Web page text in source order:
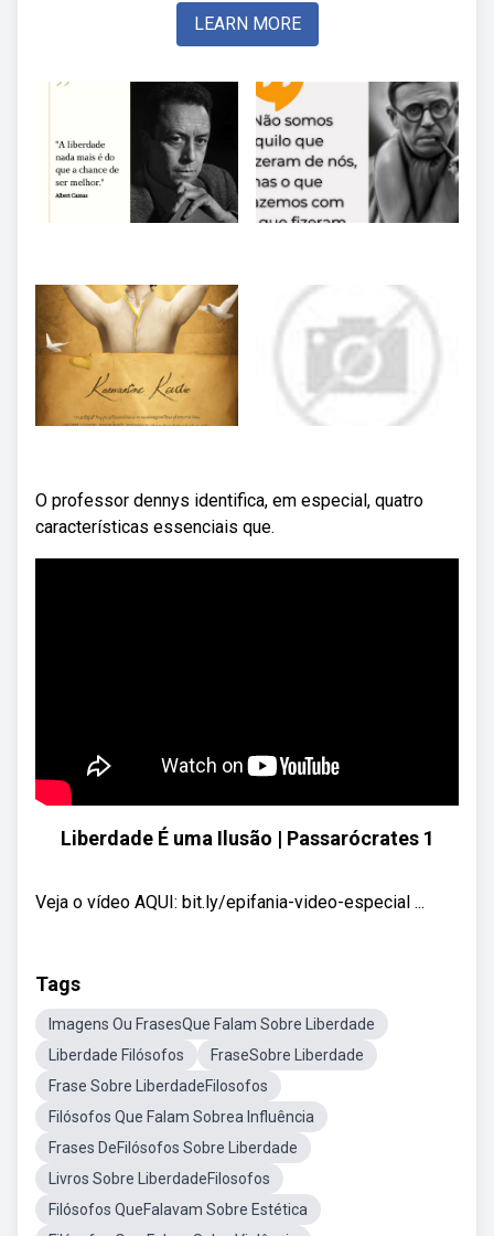
LEARN MORE
O professor dennys identifica, em especial, quatro
características essenciais que.
Liberdade É uma Ilusão | Passarócrates 1
Veja o vídeo AQUI: bit.ly/epifania-video-especial ...
Tags
Imagens Ou FrasesQue Falam Sobre Liberdade
Liberdade Filósofos
FraseSobre Liberdade
Frase Sobre LiberdadeFilosofos
Filósofos Que Falam Sobrea Influência
Frases DeFilósofos Sobre Liberdade
Livros Sobre LiberdadeFilosofos
Filósofos QueFalavam Sobre Estética